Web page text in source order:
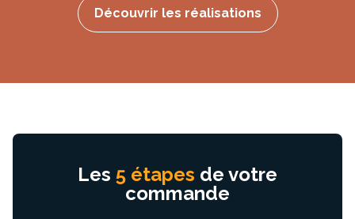
Découvrir les réalisations
Les 5 étapes de votre
commande